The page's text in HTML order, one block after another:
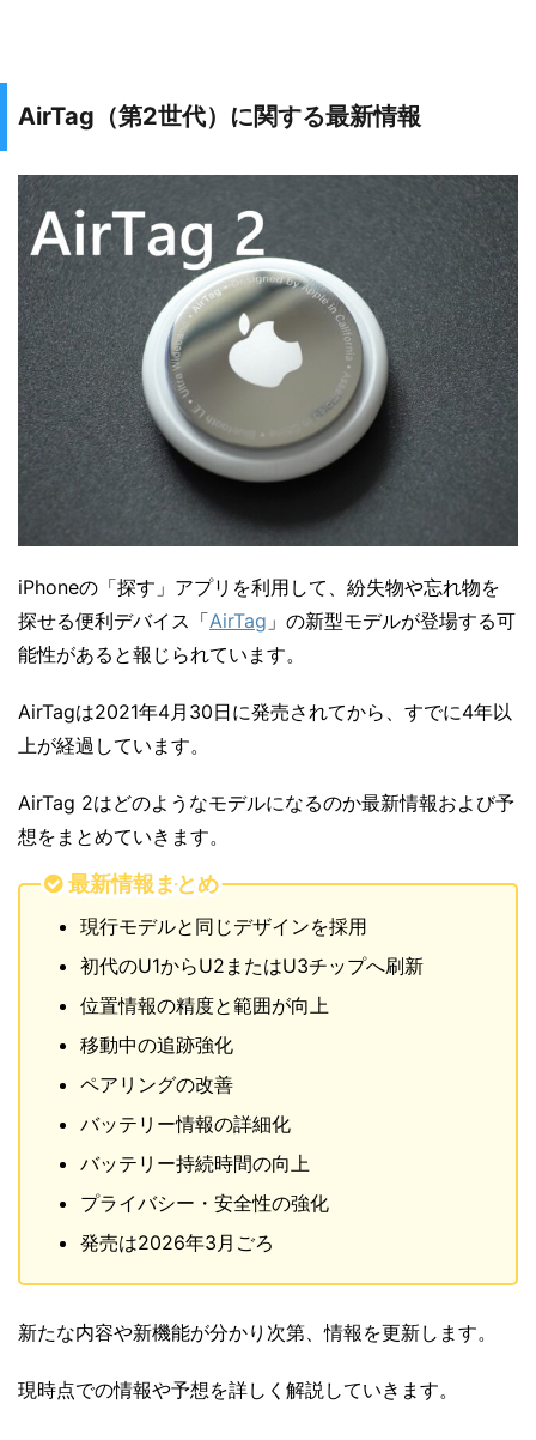
AirTag（第2世代）に関する最新情報
iPhoneの「探す」アプリを利用して、紛失物や忘れ物を
探せる便利デバイス「AirTag 」の新型モデルが登場する可
能性があると報じられています。
AirTagは2021年4月30日に発売されてから、すでに4年以
上が経過しています。
AirTag 2はどのようなモデルになるのか最新情報および予
想をまとめていきます。
最新情報まとめ
現行モデルと同じデザインを採用
初代のU1からU2またはU3チップへ刷新
位置情報の精度と範囲が向上
移動中の追跡強化
ペアリングの改善
バッテリー情報の詳細化
バッテリー持続時間の向上
プライバシー・安全性の強化
発売は2026年3月ごろ
新たな内容や新機能が分かり次第、情報を更新します。
現時点での情報や予想を詳しく解説していきます。